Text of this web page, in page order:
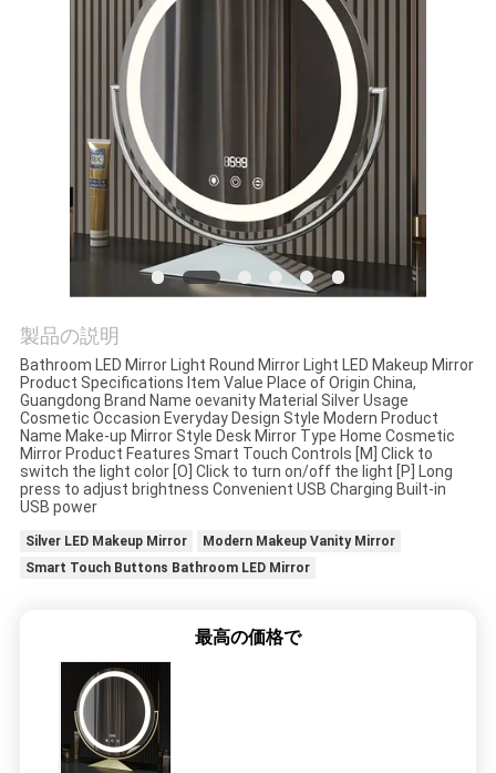
会
社
案
内
製品の説明
Bathroom LED Mirror Light Round Mirror Light LED Makeup Mirror
Product Specifications Item Value Place of Origin China,
Guangdong Brand Name oevanity Material Silver Usage
Cosmetic Occasion Everyday Design Style Modern Product
Name Make-up Mirror Style Desk Mirror Type Home Cosmetic
Mirror Product Features Smart Touch Controls [M] Click to
switch the light color [O] Click to turn on/off the light [P] Long
press to adjust brightness Convenient USB Charging Built-in
USB power
Silver LED Makeup Mirror
Modern Makeup Vanity Mirror
Smart Touch Buttons Bathroom LED Mirror
最高の価格で